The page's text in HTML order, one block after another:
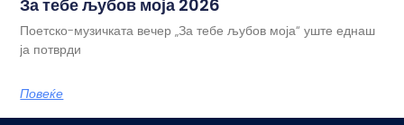
За тебе љубов моја 2026
Поетско-музичката вечер „За тебе љубов моја“ уште еднаш
ја потврди
Повеќе